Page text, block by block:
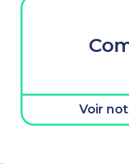
Voir